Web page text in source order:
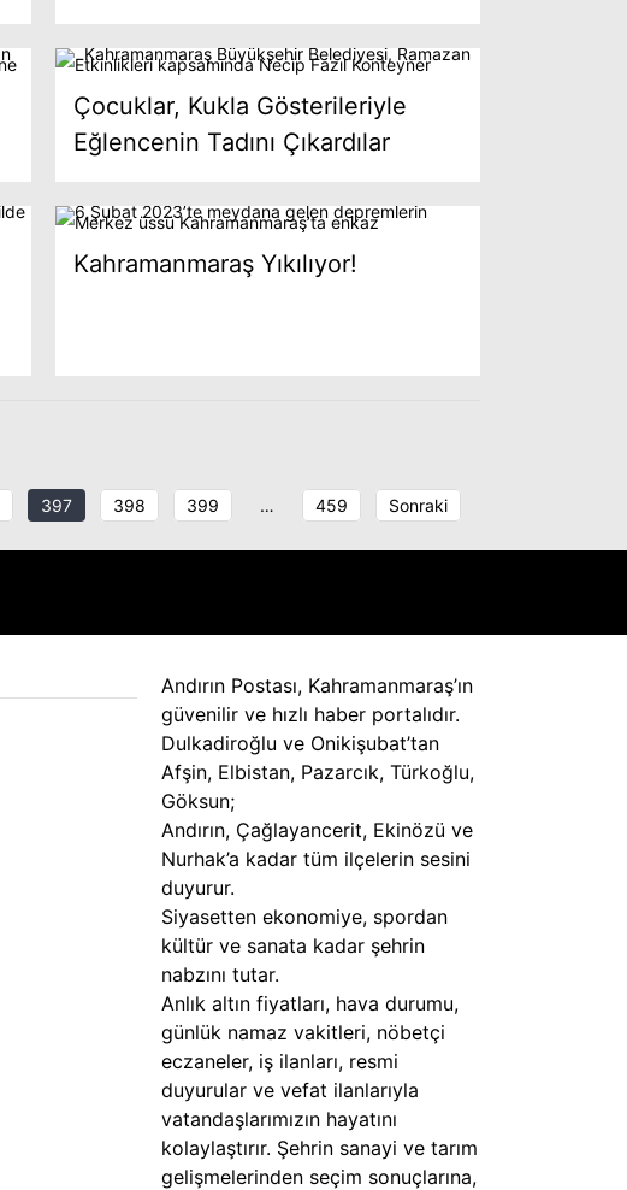
Çocuklar, Kukla Gösterileriyle
Eğlencenin Tadını Çıkardılar
Kahramanmaraş Yıkılıyor!
397 398 399 … 459 Sonraki
Andırın Postası, Kahramanmaraş’ın
güvenilir ve hızlı haber portalıdır.
Dulkadiroğlu ve Onikişubat’tan
Afşin, Elbistan, Pazarcık, Türkoğlu,
Göksun;
Andırın, Çağlayancerit, Ekinözü ve
Nurhak’a kadar tüm ilçelerin sesini
duyurur.
Siyasetten ekonomiye, spordan
kültür ve sanata kadar şehrin
nabzını tutar.
Anlık altın fiyatları, hava durumu,
günlük namaz vakitleri, nöbetçi
eczaneler, iş ilanları, resmi
duyurular ve vefat ilanlarıyla
vatandaşlarımızın hayatını
kolaylaştırır. Şehrin sanayi ve tarım
gelişmelerinden seçim sonuçlarına,